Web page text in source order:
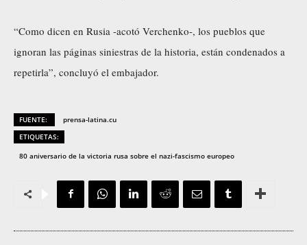
“Como dicen en Rusia -acotó Verchenko-, los pueblos que
ignoran las páginas siniestras de la historia, están condenados a
repetirla”, concluyó el embajador.
FUENTE:
prensa-latina.cu
ETIQUETAS:
80 aniversario de la victoria rusa sobre el nazi-fascismo europeo